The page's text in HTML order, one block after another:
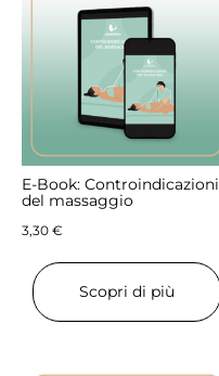
E-Book: Controindicazioni
del massaggio
3,30 €
Scopri di più